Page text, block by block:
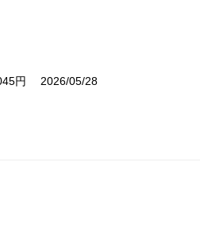
円 2026/05/28